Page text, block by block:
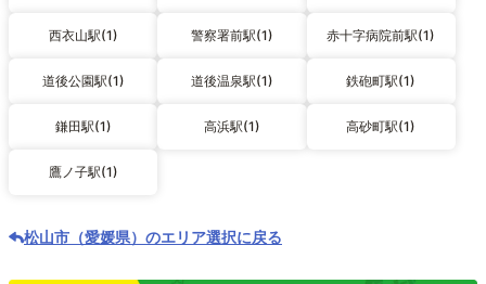
西衣山駅(1) 警察署前駅(1) 赤十字病院前駅(1)
道後公園駅(1) 道後温泉駅(1) 鉄砲町駅(1)
鎌田駅(1) 高浜駅(1) 高砂町駅(1)
鷹ノ子駅(1)
松山市（愛媛県）のエリア選択に戻る